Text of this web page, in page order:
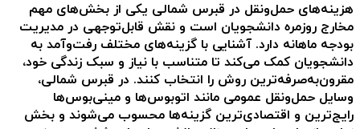
هزینه‌های حمل‌ونقل در قبرس شمالی یکی از بخش‌های مهم
مخارج روزمره دانشجویان است و نقش قابل‌توجهی در مدیریت
بودجه ماهانه دارد. آشنایی با گزینه‌های مختلف رفت‌وآمد به
دانشجویان کمک می‌کند تا متناسب با نیاز و سبک زندگی خود،
مقرون‌به‌صرفه‌ترین روش را انتخاب کنند. در قبرس شمالی،
وسایل حمل‌ونقل عمومی مانند اتوبوس‌ها و مینی‌بوس‌ها
رایج‌ترین و اقتصادی‌ترین گزینه‌ها محسوب می‌شوند و بخش